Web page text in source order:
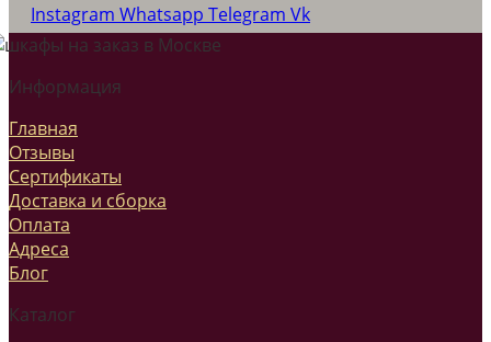
Instagram Whatsapp Telegram Vk
Информация
Главная
Отзывы
Сертификаты
Доставка и сборка
Оплата
Адреса
Блог
Каталог